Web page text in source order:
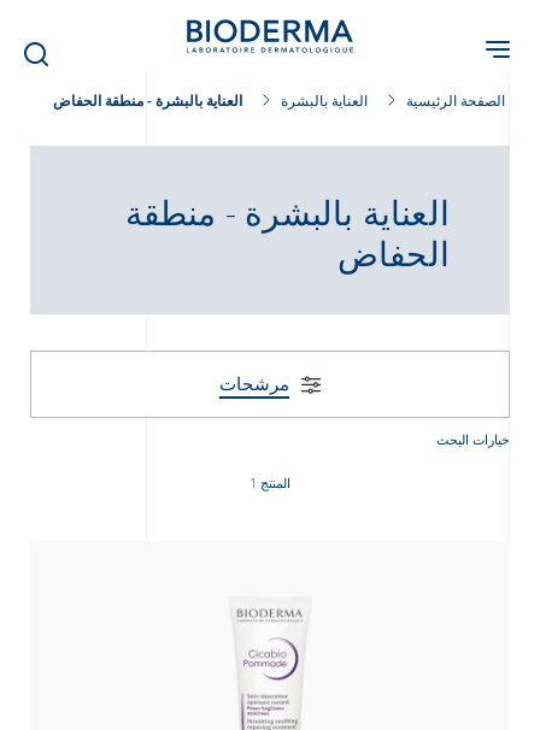
content
الصفحة الرئيسية العناية بالبشرة العناية بالبشرة - منطقة الحفاض
العناية بالبشرة - منطقة
الحفاض
مرشحات
خيارات البحث
المنتج 1